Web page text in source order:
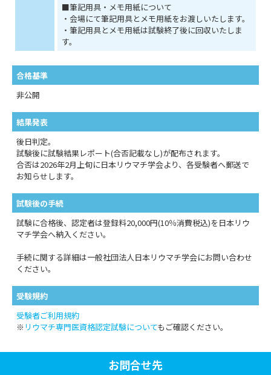
■筆記用具・メモ用紙について
・会場にて筆記用具とメモ用紙をお渡しいたします。
・筆記用具とメモ用紙は試験終了後に回収いたしま
す。
合格基準
非公開
結果発表
後日判定。
試験後に試験結果レポート(合否記載なし)が配布されます。
合否は2026年2月上旬に日本リウマチ学会より、各受験者へ郵送で
お知らせします。
試験後の手続
試験に合格後、認定者は登録料20,000円(10％消費税込)を日本リウ
マチ学会へ納入ください。
手続に関する詳細は一般社団法人日本リウマチ学会にお問い合わせ
ください。
受験規約
受験者ご利用規約
※ リウマチ専門医資格認定試験についてもご確認ください。
お問合せ先